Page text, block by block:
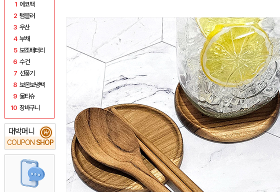
1 에코백
2 텀블러
3 우산
4 부채
5 보조배터리
6 수건
7 선풍기
8 보온보냉백
9 물티슈
10 장바구니
대박머니
COUPON SHOP
₩